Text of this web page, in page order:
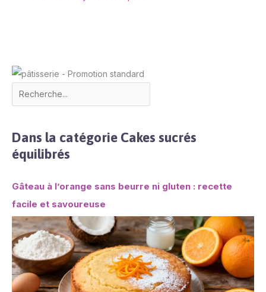
Dans la catégorie Cakes sucrés
équilibrés
Gâteau à l’orange sans beurre ni gluten : recette
facile et savoureuse